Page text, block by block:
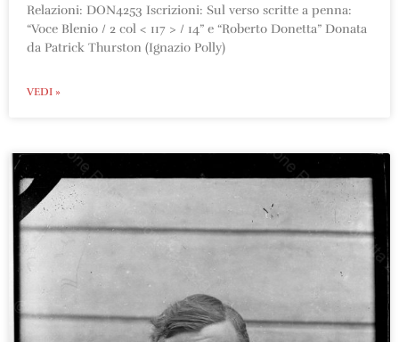
Relazioni: DON4253 Iscrizioni: Sul verso scritte a penna:
“Voce Blenio / 2 col < 117 > / 14” e “Roberto Donetta” Donata
da Patrick Thurston (Ignazio Polly)
VEDI »